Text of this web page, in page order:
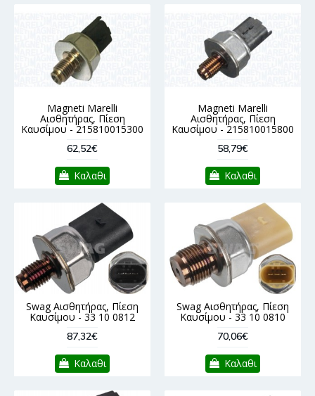
Magneti Marelli
Αισθητήρας, Πίεση
Καυσίμου - 215810015300
62,52€
Καλαθι
Magneti Marelli
Αισθητήρας, Πίεση
Καυσίμου - 215810015800
58,79€
Καλαθι
Swag Αισθητήρας, Πίεση
Καυσίμου - 33 10 0812
87,32€
Καλαθι
Swag Αισθητήρας, Πίεση
Καυσίμου - 33 10 0810
70,06€
Καλαθι